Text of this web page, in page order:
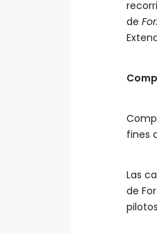
de
fines
Las
de